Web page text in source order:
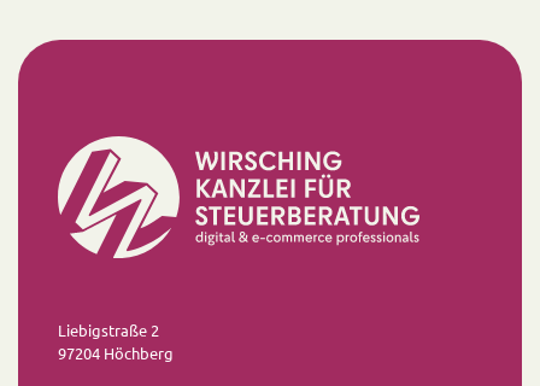
Liebigstraße 2
97204 Höchberg